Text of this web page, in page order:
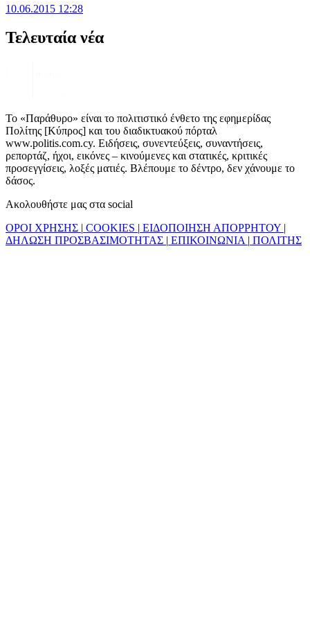
10.06.2015 12:28
Τελευταία νέα
Το «Παράθυρο» είναι το πολιτιστικό ένθετο της εφημερίδας
Πολίτης [Κύπρος] και του διαδικτυακού πόρταλ
www.politis.com.cy. Ειδήσεις, συνεντεύξεις, συναντήσεις,
ρεπορτάζ, ήχοι, εικόνες – κινούμενες και στατικές, κριτικές
προσεγγίσεις, λοξές ματιές. Βλέπουμε το δέντρο, δεν χάνουμε το
δάσος.
Ακολουθήστε μας στα social
ΟΡΟΙ ΧΡΗΣΗΣ | COOKIES | ΕΙΔΟΠΟΙΗΣΗ ΑΠΟΡΡΗΤΟΥ |
ΔΗΛΩΣΗ ΠΡΟΣΒΑΣΙΜΟΤΗΤΑΣ | ΕΠΙΚΟΙΝΩΝΙΑ | ΠΟΛΙΤΗΣ